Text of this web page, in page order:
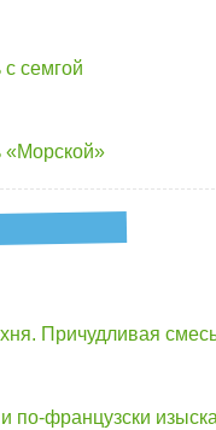
с семгой
«Морской»
Причудливая
по-французски